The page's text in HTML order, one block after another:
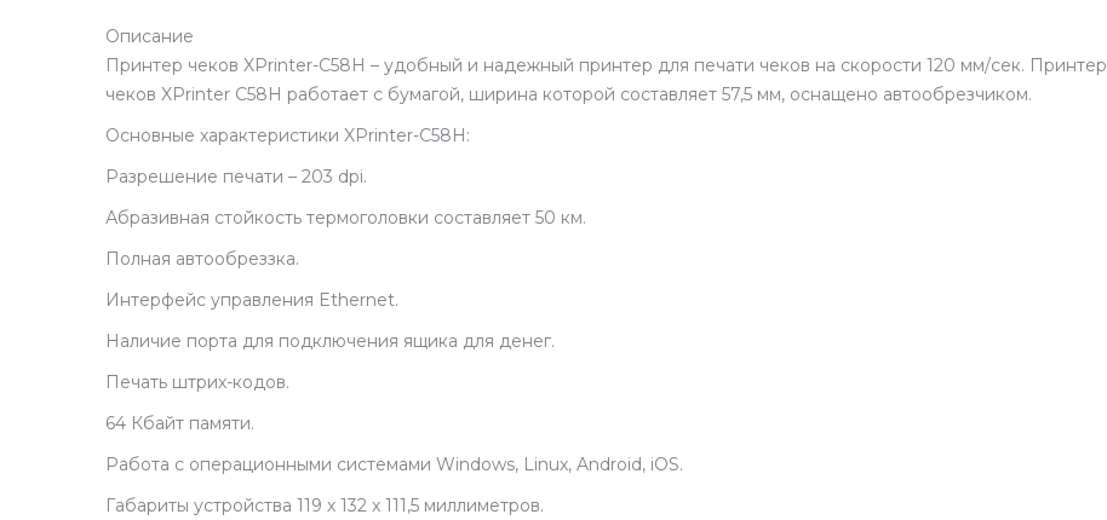
Описание
Принтер чеков XPrinter-C58H – удобный и надежный принтер для печати чеков на скорости 120 мм/сек. Принтер
чеков XPrinter C58H работает с бумагой, ширина которой составляет 57,5 мм, оснащено автообрезчиком.
Основные характеристики XPrinter-C58H:
Разрешение печати – 203 dpi.
Абразивная стойкость термоголовки составляет 50 км.
Полная автообреззка.
Интерфейс управления Ethernet.
Наличие порта для подключения ящика для денег.
Печать штрих-кодов.
64 Кбайт памяти.
Работа с операционными системами Windows, Linux, Android, iOS.
Габариты устройства 119 х 132 х 111,5 миллиметров.